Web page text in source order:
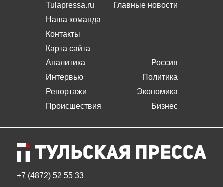
Tulapressa.ru
Наша команда
Контакты
Карта сайта
Главные новости
Аналитика
Интервью
Репортажи
Происшествия
Россия
Политика
Экономика
Бизнес
+7 (4872) 52 55 33